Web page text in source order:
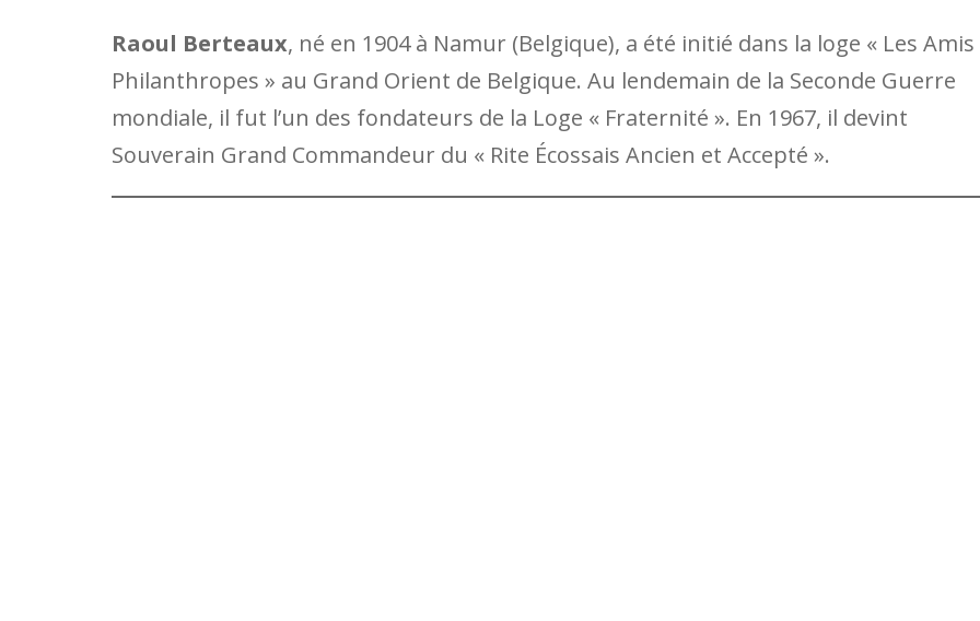
Raoul Berteaux, né en 1904 à Namur (Belgique), a été initié dans la loge « Les Amis
Philanthropes » au Grand Orient de Belgique. Au lendemain de la Seconde Guerre
mondiale, il fut l’un des fondateurs de la Loge « Fraternité ». En 1967, il devint
Souverain Grand Commandeur du « Rite Écossais Ancien et Accepté ».